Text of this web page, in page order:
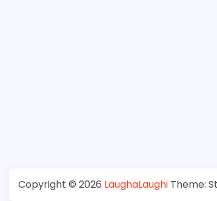
Copyright © 2026 LaughaLaughi Theme: